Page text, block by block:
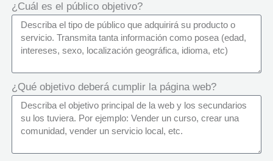
¿Cuál es el público objetivo?
¿Qué objetivo deberá cumplir la página web?